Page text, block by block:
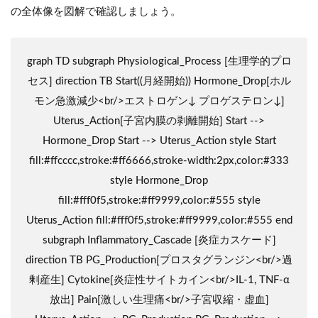
の全体像を図解で確認しましょう。
graph TD subgraph Physiological_Process [生理学的プロ
セス] direction TB Start((月経開始)) Hormone_Drop[ホル
モン急激減少<br/>エストロゲン↓ プロゲステロン↓]
Uterus_Action[子宮内膜の剥離開始] Start -->
Hormone_Drop Start --> Uterus_Action style Start
fill:#ffcccc,stroke:#ff6666,stroke-width:2px,color:#333
style Hormone_Drop
fill:#fff0f5,stroke:#ff9999,color:#555 style
Uterus_Action fill:#fff0f5,stroke:#ff9999,color:#555 end
subgraph Inflammatory_Cascade [炎症カスケード]
direction TB PG_Production[プロスタグランジン<br/>過
剰産生] Cytokine[炎症性サイトカイン<br/>IL-1, TNF-α
放出] Pain[激しい生理痛<br/>子宮収縮・虚血]